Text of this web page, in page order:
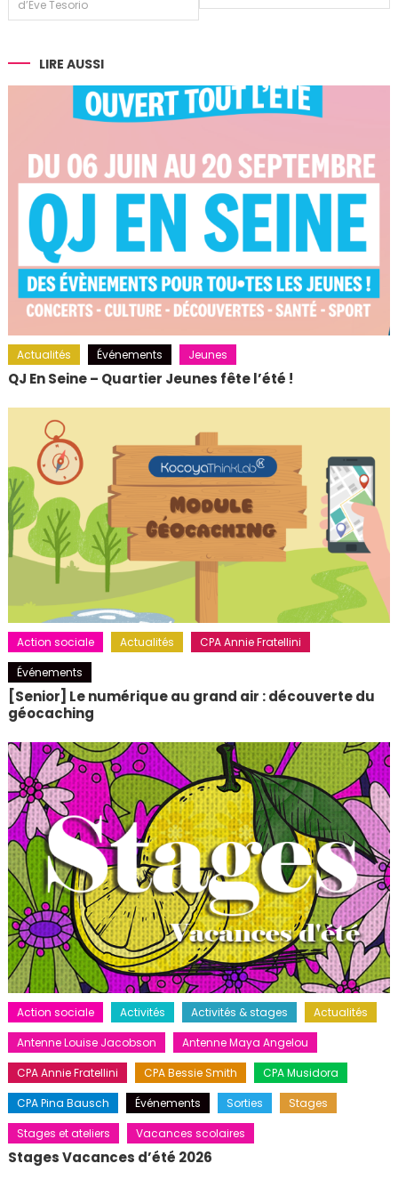
de
l’article
d’Eve Tesorio
LIRE AUSSI
Actualités Événements Jeunes
QJ En Seine – Quartier Jeunes fête l’été !
Action sociale Actualités
CPA Annie Fratellini
Événements
[Senior] Le numérique au grand air : découverte du
géocaching
Action sociale Activités Activités & stages
Actualités
Antenne Louise Jacobson
Antenne Maya Angelou
CPA Annie Fratellini
CPA Bessie Smith
CPA Musidora
CPA Pina Bausch
Événements Sorties
Stages
Stages et ateliers
Vacances scolaires
Stages Vacances d’été 2026